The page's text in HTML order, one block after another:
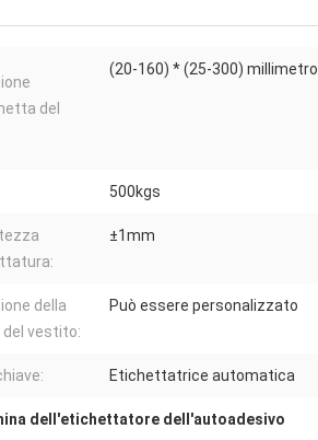
del
(20-160) * (25-300) millimetro
500kgs
±1mm
della
vestito:
Può essere personalizzato
Etichettatrice automatica
dell'etichettatore dell'autoadesivo